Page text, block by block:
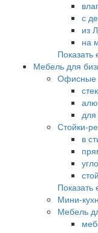
с
из
на
Мебель для
Офисные
Стойки-
в
Мини-
Мебель